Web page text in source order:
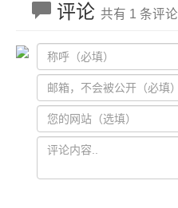
评论 共有 1 条评论